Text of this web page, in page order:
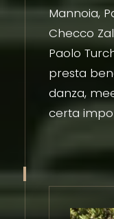
Mannoia,
Checco
Paolo
presta
danza,
certa